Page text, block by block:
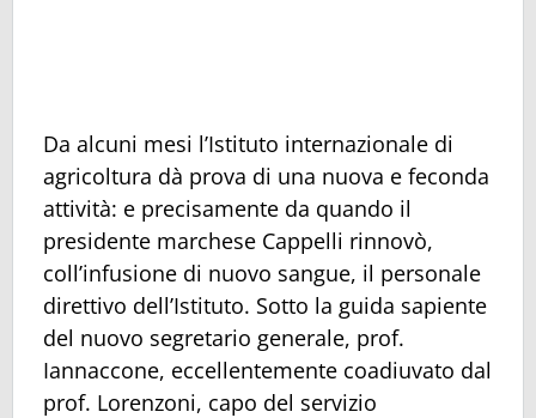
Da alcuni mesi l’Istituto internazionale di
agricoltura dà prova di una nuova e feconda
attività: e precisamente da quando il
presidente marchese Cappelli rinnovò,
coll’infusione di nuovo sangue, il personale
direttivo dell’Istituto. Sotto la guida sapiente
del nuovo segretario generale, prof.
Iannaccone, eccellentemente coadiuvato dal
prof. Lorenzoni, capo del servizio